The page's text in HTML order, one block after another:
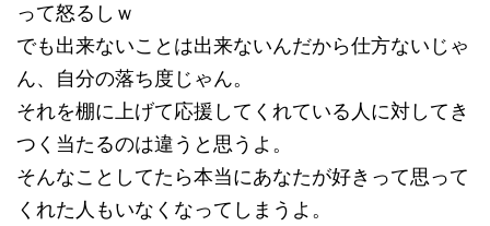
って怒るしｗ
でも出来ないことは出来ないんだから仕方ないじゃ
ん、自分の落ち度じゃん。
それを棚に上げて応援してくれている人に対してき
つく当たるのは違うと思うよ。
そんなことしてたら本当にあなたが好きって思って
くれた人もいなくなってしまうよ。